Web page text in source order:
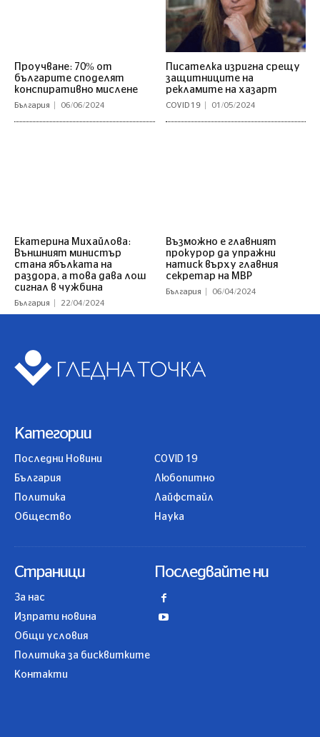
Проучване: 70% от
българите споделят
конспиративно мислене
България 06/06/2024
Писателка изригна срещу
защитниците на
рекламите на хазарт
COVID 19 01/05/2024
Екатерина Михайлова:
Външният министър
стана ябълката на
раздора, а това дава лош
сигнал в чужбина
България 22/04/2024
Възможно е главният
прокурор да упражни
натиск върху главния
секретар на МВР
България 06/04/2024
Категории
Последни Новини
България
Политика
Общество
COVID 19
Любопитно
Лайфстайл
Наука
Страници
За нас
Изпрати новина
Общи условия
Политика за бисквитките
Контакти
Последвайте ни